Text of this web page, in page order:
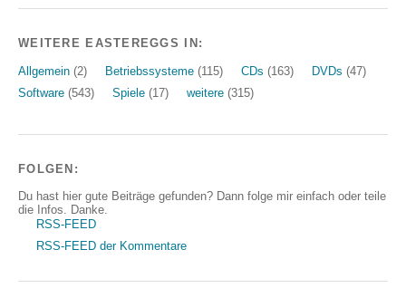
WEITERE EASTEREGGS IN:
Allgemein (2) Betriebssysteme (115) CDs (163) DVDs (47)
Software (543) Spiele (17) weitere (315)
FOLGEN:
Du hast hier gute Beiträge gefunden? Dann folge mir einfach oder teile
die Infos. Danke.
RSS-FEED
RSS-FEED der Kommentare